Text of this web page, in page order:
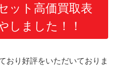
ット高価買取表
しました！！
おり好評をいただいておりま